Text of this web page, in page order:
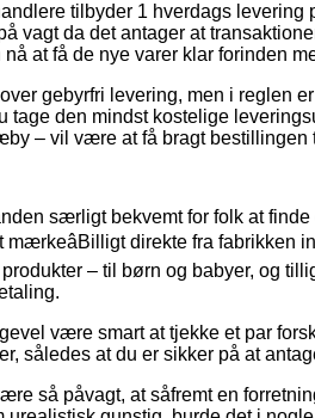
tilbyder 1 hverdags
vagt da det antager at
nå at få de nye varer klar forinden
gebyrfri levering, men i reglen
tage den mindst kostelige
– vil være at få bragt bestillingen
særligt bekvemt for folk at
mærkeâBilligt direkte fra
– til børn og babyer, og
være smart at tjekke et par
således at du er sikker på at
så påvagt, at såfremt en